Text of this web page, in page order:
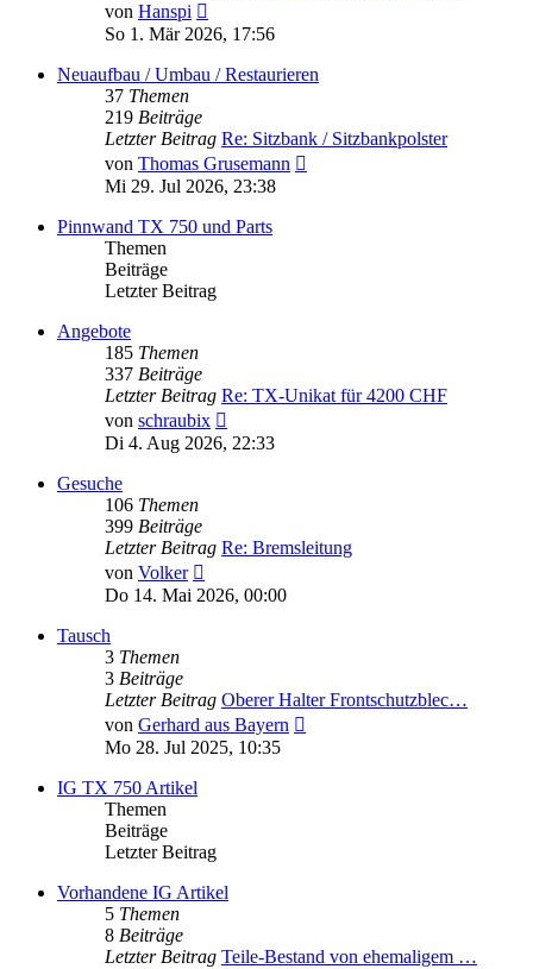
von Hanspi
Beitrag
So 1. Mär 2026, 17:56
Neuaufbau / Umbau / Restaurieren
37 Themen
219 Beiträge
Letzter Beitrag Re: Sitzbank / Sitzbankpolster
von Thomas Grusemann
Mi 29. Jul 2026, 23:38
Pinnwand TX 750 und Parts
Themen
Beiträge
Letzter Beitrag
Angebote
185 Themen
337 Beiträge
Letzter Beitrag Re: TX-Unikat für 4200 CHF
von schraubix
Beitrag
Di 4. Aug 2026, 22:33
Gesuche
106 Themen
399 Beiträge
Letzter Beitrag Re: Bremsleitung
von Volker
Beitrag
Do 14. Mai 2026, 00:00
Tausch
3 Themen
3 Beiträge
Letzter Beitrag Oberer Halter Frontschutzblec…
von Gerhard aus Bayern
Mo 28. Jul 2025, 10:35
IG TX 750 Artikel
Themen
Beiträge
Letzter Beitrag
Vorhandene IG Artikel
5 Themen
8 Beiträge
Letzter Beitrag Teile-Bestand von ehemaligem …